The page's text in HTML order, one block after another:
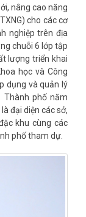
nâng cao năng
cho các cơ
nghiệp trên địa
chuỗi 6 lớp tập
lượng triển khai
học và Công
dụng và quản lý
Thành phố năm
đại diện các sở,
khu cùng các
phố tham dự.